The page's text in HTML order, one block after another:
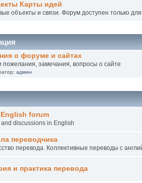
Карты идей
объекты и связи. Форум доступен только
о форуме и сайтах
пожелания, замечания, вопросы о сайте
админ
forum
and discussions in English
переводчика
перевода. Коллективные переводы с
и практика перевода